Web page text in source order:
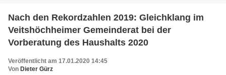
Nach den Rekordzahlen 2019: Gleichklang im
Veitshöchheimer Gemeinderat bei der
Vorberatung des Haushalts 2020
Veröffentlicht am 17.01.2020 14:45
Von Dieter Gürz